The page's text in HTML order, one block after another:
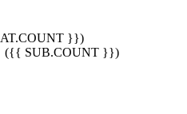
}})
({{ SUB.COUNT }})